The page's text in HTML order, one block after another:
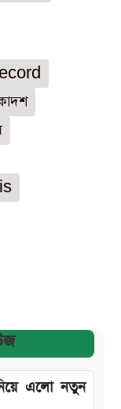
এলো নতুন